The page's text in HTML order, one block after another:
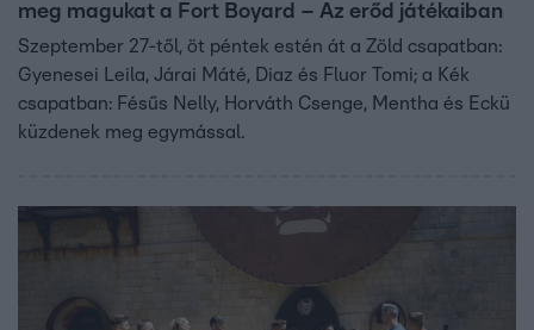
meg magukat a Fort Boyard – Az erőd játékaiban
Szeptember 27-től, öt péntek estén át a Zöld csapatban:
Gyenesei Leila, Járai Máté, Diaz és Fluor Tomi; a Kék
csapatban: Fésűs Nelly, Horváth Csenge, Mentha és Eckü
küzdenek meg egymással.